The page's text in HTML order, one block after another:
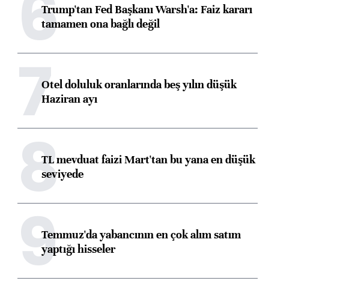
Trump'tan Fed Başkanı Warsh'a: Faiz kararı
tamamen ona bağlı değil
7Otel doluluk oranlarında beş yılın düşük
Haziran ayı
8TL mevduat faizi Mart'tan bu yana en düşük
seviyede
9Temmuz'da yabancının en çok alım satım
yaptığı hisseler